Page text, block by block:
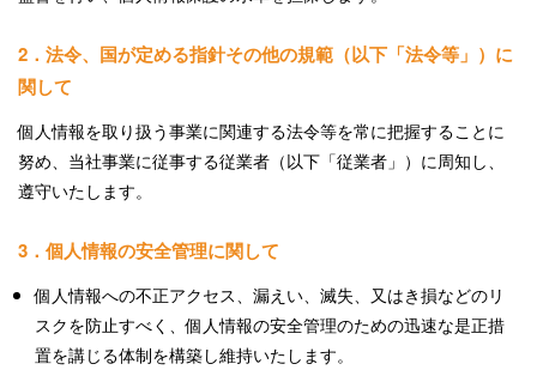
2．法令、国が定める指針その他の規範（以下「法令等」）に
関して
個人情報を取り扱う事業に関連する法令等を常に把握することに
努め、当社事業に従事する従業者（以下「従業者」）に周知し、
遵守いたします。
3．個人情報の安全管理に関して
個人情報への不正アクセス、漏えい、滅失、又はき損などのリ
スクを防止すべく、個人情報の安全管理のための迅速な是正措
置を講じる体制を構築し維持いたします。